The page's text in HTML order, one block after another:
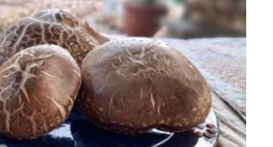
BUCHEN
/